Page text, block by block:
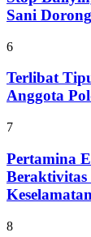
Sani
6
Terlibat
Anggota
7
Pertamina
Beraktivitas
8